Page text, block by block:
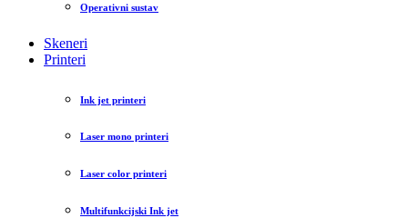
Operativni sustav
Skeneri
Printeri
Ink jet printeri
Laser mono printeri
Laser color printeri
Multifunkcijski Ink jet